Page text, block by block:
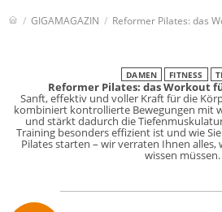
GIGAMAGAZIN Reformer Pilates: das
DAMEN FITNESS
Reformer Pilates: das Workout
Sanft, effektiv und voller Kraft für die
kombiniert kontrollierte Bewegungen mit
und stärkt dadurch die
Training besonders effizient ist und wie
Pilates starten – wir verraten Ihnen alles,
wissen müssen.